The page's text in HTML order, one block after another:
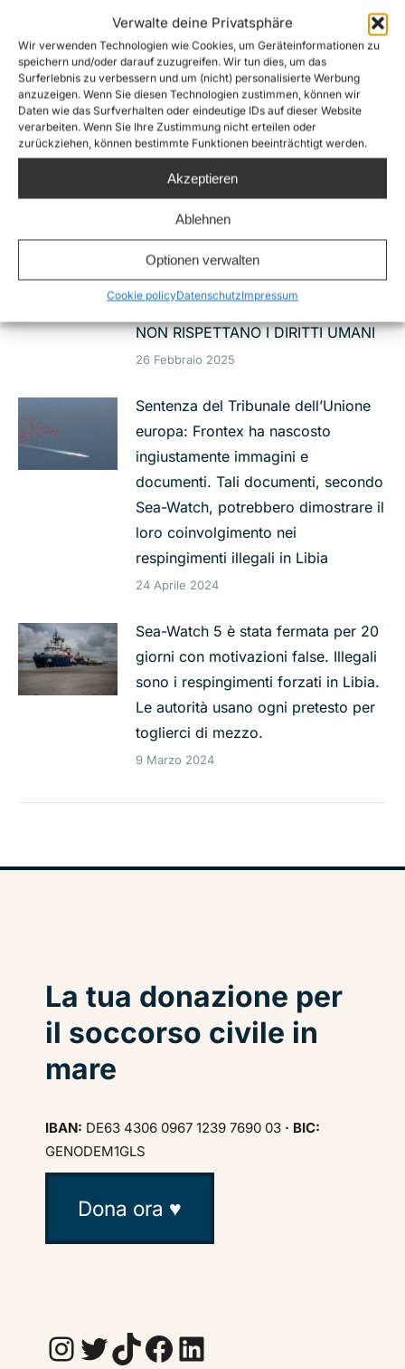
Verwalte deine Privatsphäre
Wir verwenden Technologien wie Cookies, um Geräteinformationen zu
speichern und/oder darauf zuzugreifen. Wir tun dies, um das
Surferlebnis zu verbessern und um (nicht) personalisierte Werbung
anzuzeigen. Wenn Sie diesen Technologien zustimmen, können wir
Daten wie das Surfverhalten oder eindeutige IDs auf dieser Website
verarbeiten. Wenn Sie Ihre Zustimmung nicht erteilen oder
zurückziehen, können bestimmte Funktionen beeinträchtigt werden.
Akzeptieren
Ablehnen
Optionen verwalten
Cookie policyDatenschutzImpressum
migrazione recuperate nel
Mediterraneo centrale. La richiesta
delle Ong per restituire dignità ai
morti e conforto ai loro cari.
18 Luglio 2025
NAUFRAGIO CUTRO, DIECI ONG:
ALLARGAMENTO DI VIE LEGALI E
SICURE DI INGRESSO E STOP AD
ACCORDI CON PAESI TERZI CHE
NON RISPETTANO I DIRITTI UMANI
26 Febbraio 2025
Sentenza del Tribunale dell’Unione
europa: Frontex ha nascosto
ingiustamente immagini e
documenti. Tali documenti, secondo
Sea-Watch, potrebbero dimostrare il
loro coinvolgimento nei
respingimenti illegali in Libia
24 Aprile 2024
Sea-Watch 5 è stata fermata per 20
giorni con motivazioni false. Illegali
sono i respingimenti forzati in Libia.
Le autorità usano ogni pretesto per
toglierci di mezzo.
9 Marzo 2024
La tua donazione per
il soccorso civile in
mare
IBAN: DE63 4306 0967 1239 7690 03 · BIC:
GENODEM1GLS
Dona ora ♥
InstagramTwitter TikTok Facebook LinkedIn